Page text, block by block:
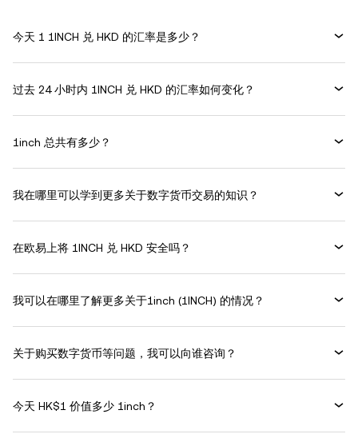
今天 1 1INCH 兑 HKD 的汇率是多少？
过去 24 小时内 1INCH 兑 HKD 的汇率如何变化？
1inch 总共有多少？
我在哪里可以学到更多关于数字货币交易的知识？
在欧易上将 1INCH 兑 HKD 安全吗？
我可以在哪里了解更多关于1inch (1INCH) 的情况？
关于购买数字货币等问题，我可以向谁咨询？
今天 HK$1 价值多少 1inch？